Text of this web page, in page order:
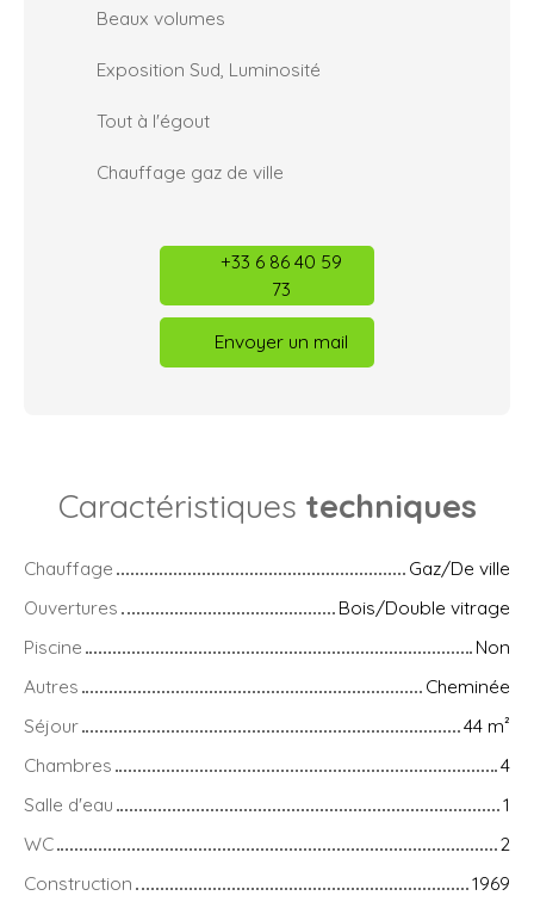
Beaux volumes
Exposition Sud, Luminosité
Tout à l'égout
Chauffage gaz de ville
+33 6 86 40 59
73
Envoyer un mail
Caractéristiques techniques
Chauffage
Gaz/De ville
Ouvertures
Bois/Double vitrage
Piscine
Non
Autres
Cheminée
Séjour
44 m²
Chambres
4
Salle d'eau
1
WC
2
Construction
1969